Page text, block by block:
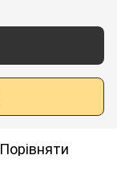
Порівняти